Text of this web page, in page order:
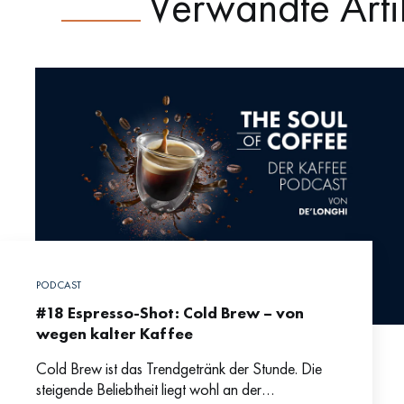
PODCAST
#18 Espresso-Shot: Cold Brew – von
wegen kalter Kaffee
Cold Brew ist das Trendgetränk der Stunde. Die
steigende Beliebtheit liegt wohl an der